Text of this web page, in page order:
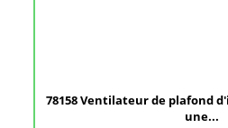
78158 Ventilateur de plafond
une...